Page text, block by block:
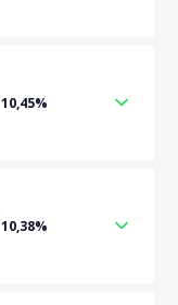
10,45%
10,38%